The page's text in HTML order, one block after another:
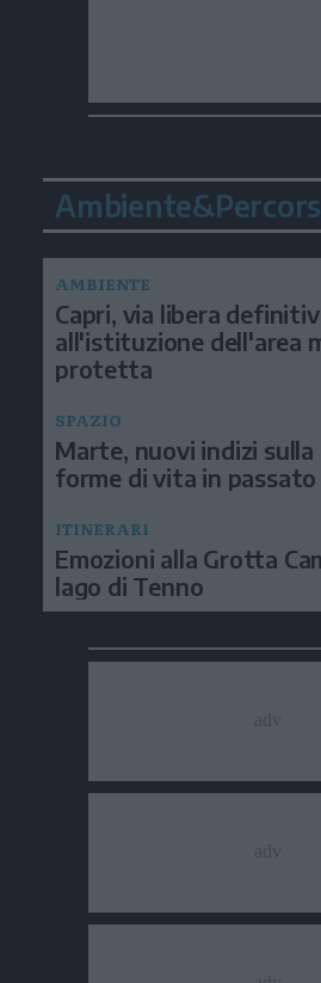
AMBIENTE
Capri, via libera
all'istituzione dell'area
protetta
SPAZIO
Marte, nuovi indizi sulla
forme di vita in passato
ITINERARI
Emozioni alla Grotta
lago di Tenno